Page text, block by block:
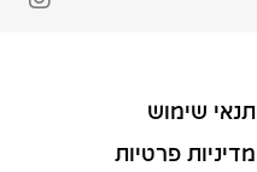
תנאי שימוש
מדיניות פרטיות